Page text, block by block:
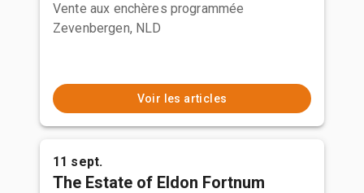
Vente aux enchères programmée
Zevenbergen, NLD
Voir les articles
11 sept.
The Estate of Eldon Fortnum